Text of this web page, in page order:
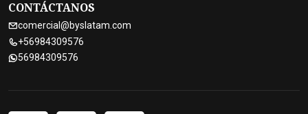
CONTÁCTANOS
comercial@byslatam.com
+56984309576
56984309576